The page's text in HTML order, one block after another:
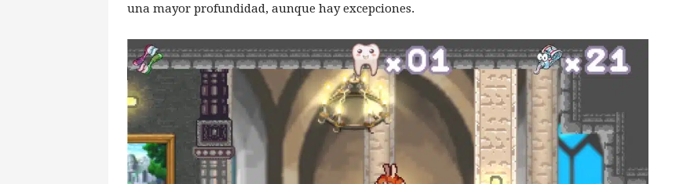
una mayor profundidad, aunque hay excepciones.